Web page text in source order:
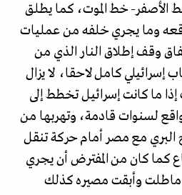
الأصفر- خط الموت، كما يطلق
وما يجري خلفه من عمليات
وقف إطلاق النار الذي من
إسرائيلي كامل لاحقا، لا يزال
ما كانت إسرائيل تخطط إلى
لسنوات قادمة، وتهربها من
مع مصر أمام حركة تنقل
كما كان من المفترض أن يجري
ماطلت وأبقت مصيره كذلك